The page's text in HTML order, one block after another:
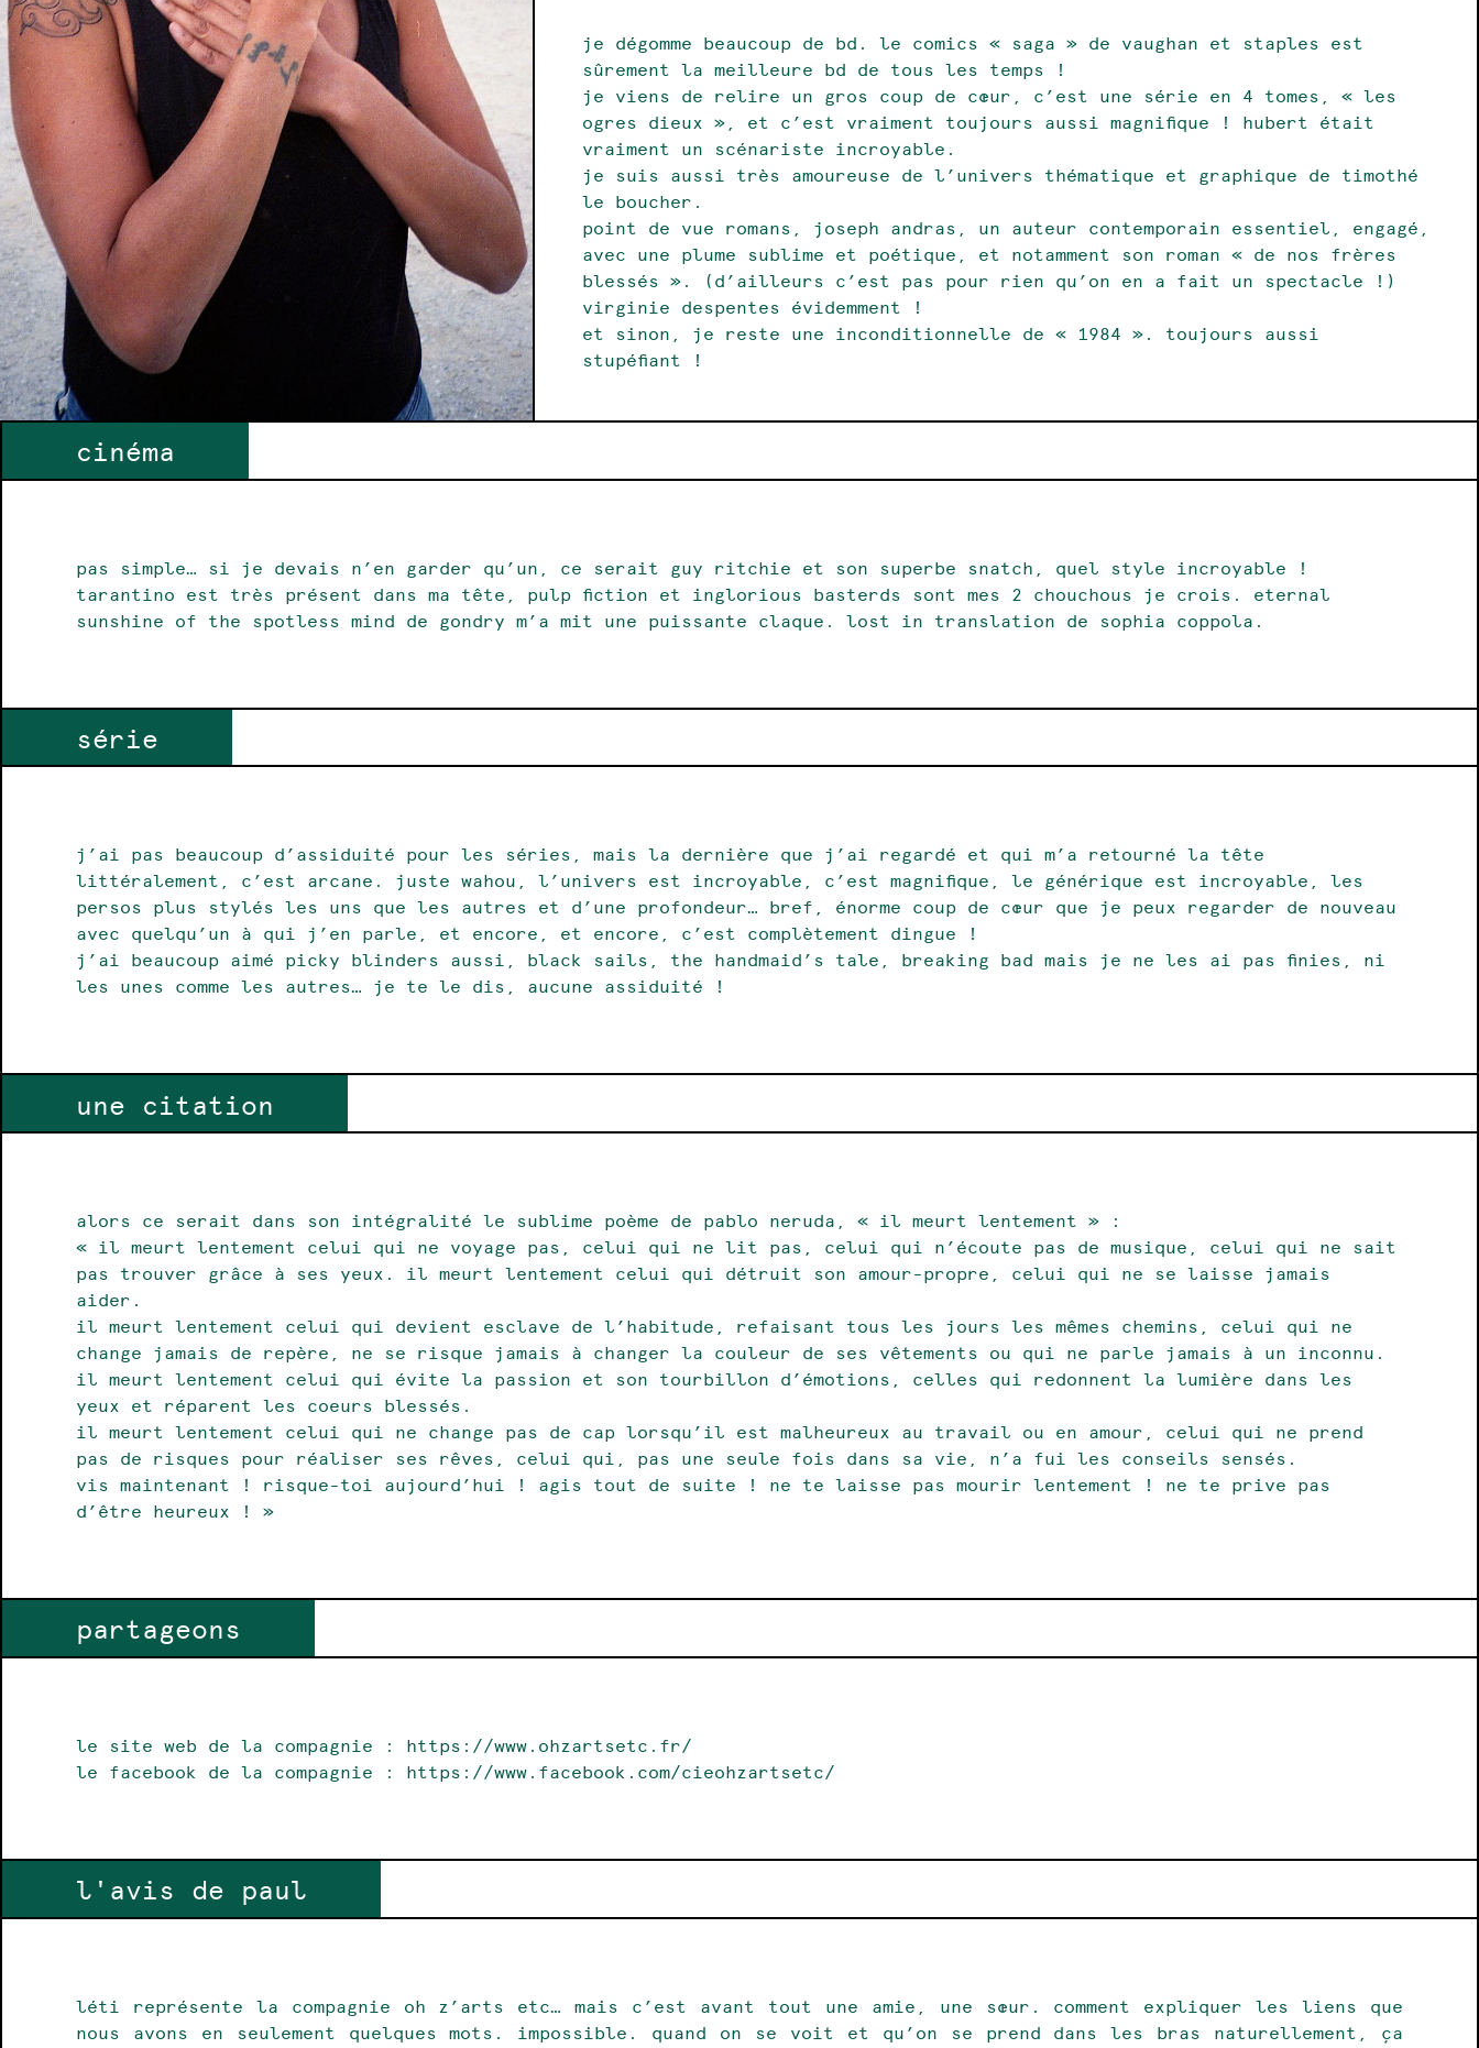
je dégomme beaucoup de bd. le comics « saga » de vaughan et staples est
sûrement la meilleure bd de tous les temps !
je viens de relire un gros coup de cœur, c’est une série en 4 tomes, « les
ogres dieux », et c’est vraiment toujours aussi magnifique ! hubert était
vraiment un scénariste incroyable.
je suis aussi très amoureuse de l’univers thématique et graphique de timothé
le boucher.
point de vue romans, joseph andras, un auteur contemporain essentiel, engagé,
avec une plume sublime et poétique, et notamment son roman « de nos frères
blessés ». (d’ailleurs c’est pas pour rien qu’on en a fait un spectacle !)
virginie despentes évidemment !
et sinon, je reste une inconditionnelle de « 1984 ». toujours aussi
stupéfiant !
cinéma
pas simple… si je devais n’en garder qu’un, ce serait guy ritchie et son superbe snatch, quel style incroyable !
tarantino est très présent dans ma tête, pulp fiction et inglorious basterds sont mes 2 chouchous je crois. eternal
sunshine of the spotless mind de gondry m’a mit une puissante claque. lost in translation de sophia coppola.
série
j’ai pas beaucoup d’assiduité pour les séries, mais la dernière que j’ai regardé et qui m’a retourné la tête
littéralement, c’est arcane. juste wahou, l’univers est incroyable, c’est magnifique, le générique est incroyable, les
persos plus stylés les uns que les autres et d’une profondeur… bref, énorme coup de cœur que je peux regarder de nouveau
avec quelqu’un à qui j’en parle, et encore, et encore, c’est complètement dingue !
j’ai beaucoup aimé picky blinders aussi, black sails, the handmaid’s tale, breaking bad mais je ne les ai pas finies, ni
les unes comme les autres… je te le dis, aucune assiduité !
une citation
alors ce serait dans son intégralité le sublime poème de pablo neruda, « il meurt lentement » :
« il meurt lentement celui qui ne voyage pas, celui qui ne lit pas, celui qui n’écoute pas de musique, celui qui ne sait
pas trouver grâce à ses yeux. il meurt lentement celui qui détruit son amour-propre, celui qui ne se laisse jamais
aider.
il meurt lentement celui qui devient esclave de l’habitude, refaisant tous les jours les mêmes chemins, celui qui ne
change jamais de repère, ne se risque jamais à changer la couleur de ses vêtements ou qui ne parle jamais à un inconnu.
il meurt lentement celui qui évite la passion et son tourbillon d’émotions, celles qui redonnent la lumière dans les
yeux et réparent les coeurs blessés.
il meurt lentement celui qui ne change pas de cap lorsqu’il est malheureux au travail ou en amour, celui qui ne prend
pas de risques pour réaliser ses rêves, celui qui, pas une seule fois dans sa vie, n’a fui les conseils sensés.
vis maintenant ! risque-toi aujourd’hui ! agis tout de suite ! ne te laisse pas mourir lentement ! ne te prive pas
d’être heureux ! »
partageons
le site web de la compagnie : https://www.ohzartsetc.fr/
le facebook de la compagnie : https://www.facebook.com/cieohzartsetc/
l'avis de paul
léti représente la compagnie oh z’arts etc… mais c’est avant tout une amie, une sœur. comment expliquer les liens que
nous avons en seulement quelques mots. impossible. quand on se voit et qu’on se prend dans les bras naturellement, ça